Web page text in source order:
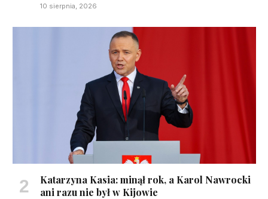
10 sierpnia, 2026
Katarzyna Kasia: minął rok, a Karol Nawrocki
ani razu nie był w Kijowie